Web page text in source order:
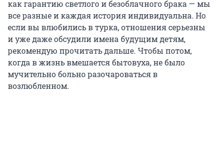
как гарантию светлого и безоблачного брака — мы
все разные и каждая история индивидуальна. Но
если вы влюбились в турка, отношения серьезны
и уже даже обсудили имена будущим детям,
рекомендую прочитать дальше. Чтобы потом,
когда в жизнь вмешается бытовуха, не было
мучительно больно разочароваться в
возлюбленном.